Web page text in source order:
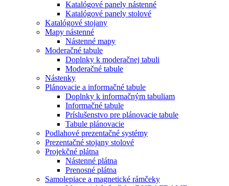
Katalógové panely nástenné
Katalógové panely stolové
Katalógové stojany
Mapy nástenné
Nástenné mapy
Moderačné tabule
Doplnky k moderačnej tabuli
Moderačné tabule
Nástenky
Plánovacie a informačné tabule
Doplnky k informačným tabuliam
Informačné tabule
Príslušenstvo pre plánovacie tabule
Tabule plánovacie
Podlahové prezentačné systémy
Prezentačné stojany stolové
Projekčné plátna
Nástenné plátna
Prenosné plátna
Samolepiace a magnetické rámčeky